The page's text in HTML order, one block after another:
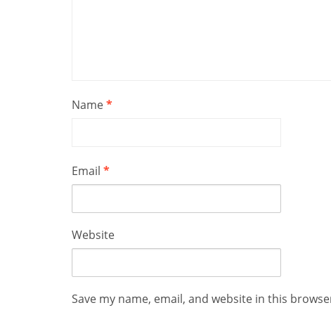
Name*
Email *
Website
Save my name, email, and website in this